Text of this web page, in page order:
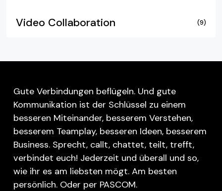
Video Collaboration (9)
Gute Verbindungen beflügeln. Und gute
Kommunikation ist der Schlüssel zu einem
besseren Miteinander, besserem Verstehen,
besserem Teamplay, besseren Ideen, besserem
Business. Sprecht, callt, chattet, teilt, trefft,
verbindet euch! Jederzeit und überall und so,
wie ihr es am liebsten mögt. Am besten
persönlich. Oder per PASCOM.